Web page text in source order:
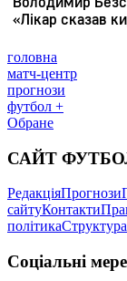
головна
матч-центр
прогнози
футбол +
Обране
САЙТ
РедакціяПрогнози
сайтуКонтакти
політика
Соціальні